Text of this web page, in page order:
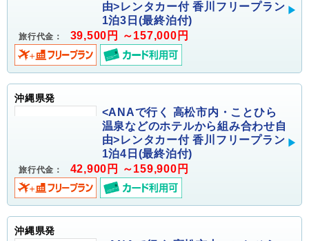
由>レンタカー付 香川フリープラン
1泊3日(最終泊付)
旅行代金： 39,500円 ～157,000円
沖縄県発
<ANAで行く 高松市内・ことひら
温泉などのホテルから組み合わせ自
由>レンタカー付 香川フリープラン
1泊4日(最終泊付)
旅行代金： 42,900円 ～159,900円
沖縄県発